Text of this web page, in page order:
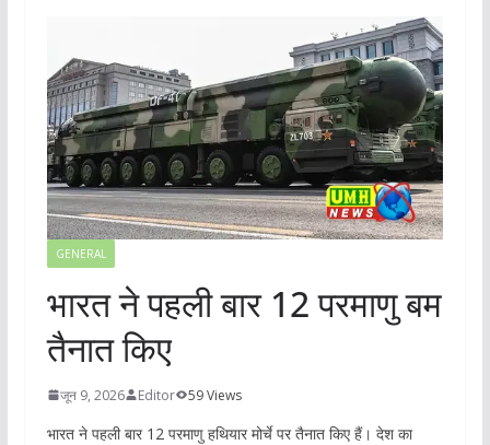
GENERAL
भारत ने पहली बार 12 परमाणु बम
तैनात किए
जून 9, 2026 Editor 59 Views
भारत ने पहली बार 12 परमाणु हथियार मोर्चे पर तैनात किए हैं। देश का